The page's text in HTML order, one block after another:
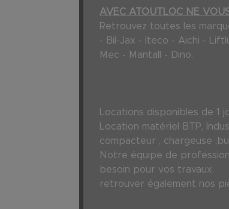
AVEC ATOUTLOC NE
Retrouvez toutes les
- Bil-Jax - Iteco - Aichi -
Mec - Mantall - Dino.
Locations disponibles de 1
Location matériel BTP,
compacteur , chargeuse
Notre équipe de
besoin pour vos travaux.
retrouver également nos